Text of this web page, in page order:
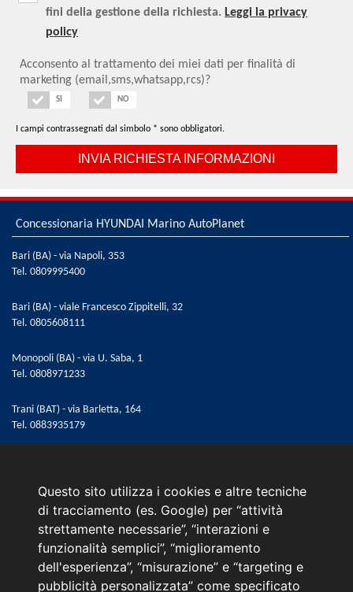
Questo sito utilizza i cookies e altre tecniche
di tracciamento (es. Google) per “attività
strettamente necessarie”, “interazioni e
funzionalità semplici”, “miglioramento
dell'esperienza”, “misurazione” e “targeting e
pubblicità personalizzata” come specificato
fini della gestione della richiesta. Leggi la privacy
policy
Acconsento al trattamento dei miei dati per finalità di
marketing (email,sms,whatsapp,rcs)?
SI NO
I campi contrassegnati dal simbolo * sono obbligatori.
Concessionaria HYUNDAI Marino AutoPlanet
Bari (BA) - via Napoli, 353
Tel. 0809995400
Bari (BA) - viale Francesco Zippitelli, 32
Tel. 0805608111
Monopoli (BA) - via U. Saba, 1
Tel. 0808971233
Trani (BAT) - via Barletta, 164
Tel. 0883935179
Menù
L'azienda
Hyundai Business Center
Orari di apertura e chiusura
Contattaci